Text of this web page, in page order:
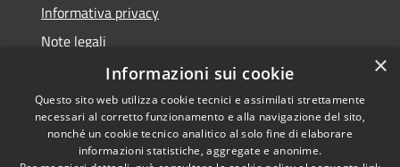
Informativa privacy
Note legali
Dichiarazione di accessibilità
RSS Copyright © 2026 • Comune di
×
Informazioni sui cookie
Questo sito web utilizza cookie tecnici e assimilati strettamente
necessari al corretto funzionamento e alla navigazione del sito,
nonché un cookie tecnico analitico al solo fine di elaborare
informazioni statistiche, aggregate e anonime.